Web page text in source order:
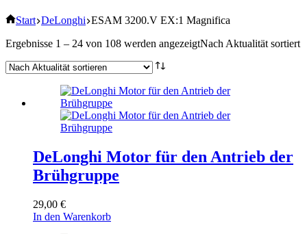
Start DeLonghi ESAM 3200.V EX:1 Magnifica
Ergebnisse 1 – 24 von 108 werden angezeigtNach Aktualität sortiert
DeLonghi Motor für den Antrieb der
Brühgruppe
29,00 €
In den Warenkorb